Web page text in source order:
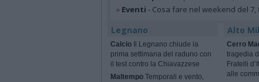
» Eventi - Cosa fare nel weekend del 7,
Legnano
Calcio Il Legnano chiude la
prima settimana del raduno con
il test contro la Chiavazzese
Maltempo Temporali e vento,
Alto
Cerro
tragedia
Fratelli
alle